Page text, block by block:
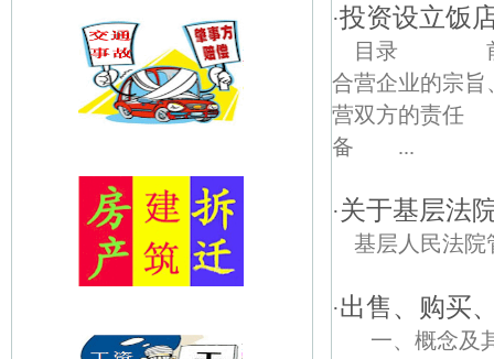
·投资设立饭
目录 前
合营企业的宗
营双方的责
备 ...
·关于基层法
基层人民法
·出售、购买
一、概念及